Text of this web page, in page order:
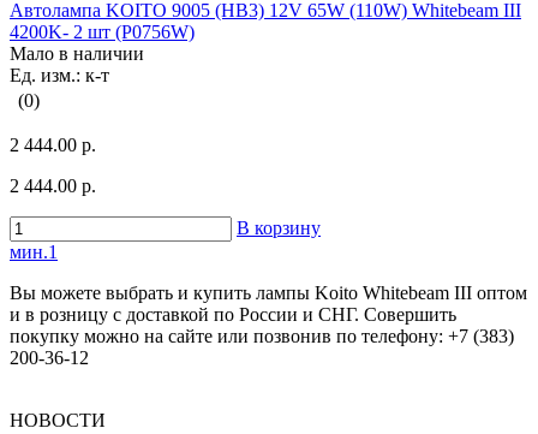
Автолампа KOITO 9005 (HB3) 12V 65W (110W) Whitebeam III
4200K- 2 шт (P0756W)
Мало в наличии
Ед. изм.: к-т
(0)
2 444.00 р.
2 444.00 р.
В корзину
мин.1
Вы можете выбрать и купить лампы Koito Whitebeam III оптом
и в розницу с доставкой по России и СНГ. Совершить
покупку можно на сайте или позвонив по телефону: +7 (383)
200-36-12
НОВОСТИ